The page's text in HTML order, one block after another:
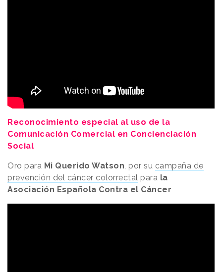
Reconocimiento especial al uso de la
Comunicación Comercial en Concienciación
Social
Oro para Mi Querido Watson, por su campaña de
prevención del cáncer colorrectal para la
Asociación Española Contra el Cáncer